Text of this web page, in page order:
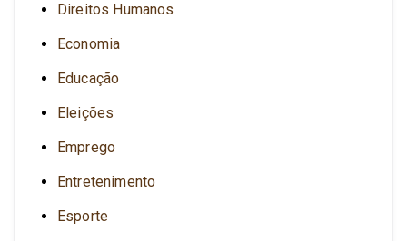
Direitos Humanos
Economia
Educação
Eleições
Emprego
Entretenimento
Esporte